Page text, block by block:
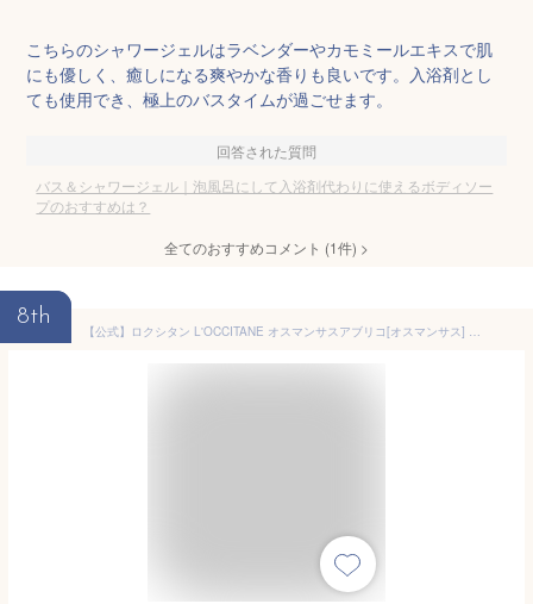
こちらのシャワージェルはラベンダーやカモミールエキスで肌
にも優しく、癒しになる爽やかな香りも良いです。入浴剤とし
ても使用でき、極上のバスタイムが過ごせます。
回答された質問
バス＆シャワージェル｜泡風呂にして入浴剤代わりに使えるボディソー
プのおすすめは？
全てのおすすめコメント (1件) >
8th
【公式】ロクシタン L'OCCITANE オスマンサスアブリコ[オスマンサス] パフュームド シャワージェル 250mL/ ART OF SCENT 化粧品 コスメ メンズ 男性 女性 プレゼント ギフト 人気 ボディソープ 石鹸 保湿 潤い フレグランス ブランド フランス 金木犀 フローラル